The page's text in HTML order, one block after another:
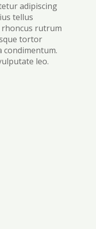
adipiscing
tellus
rhoncus rutrum
tortor
condimentum.
leo.